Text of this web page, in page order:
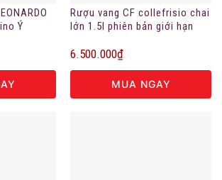
Ý
Rượu vang CF collefrisio chai
lớn 1.5l phiên bản giới hạn
6.500.000₫
MUA NGAY